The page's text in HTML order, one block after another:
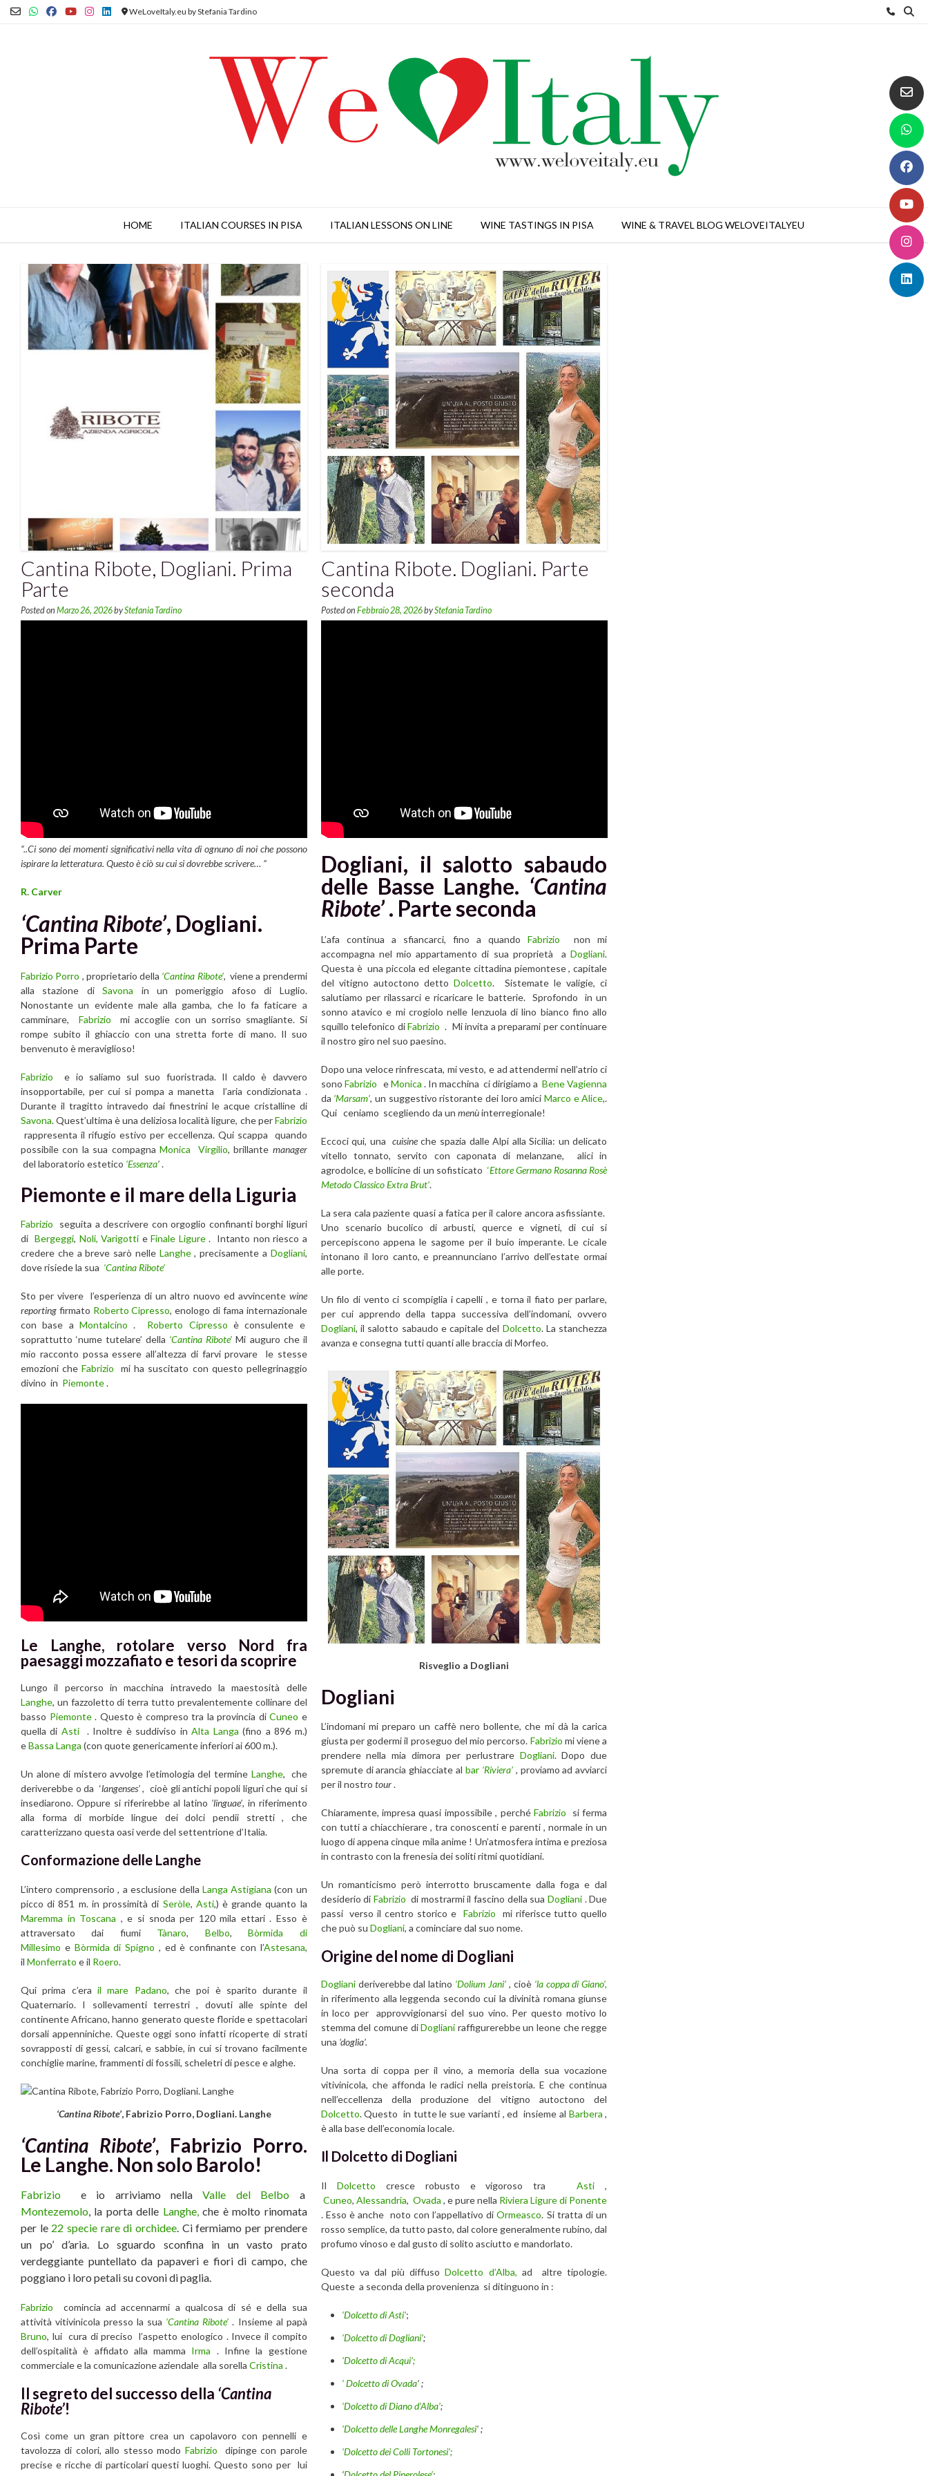
Skip
WeLoveItaly.eu by Stefania Tardino
HOME ITALIAN COURSES IN PISA ITALIAN LESSONS ON LINE WINE TASTINGS IN PISA WINE & TRAVEL BLOG WELOVEITALYEU
Cantina Ribote, Dogliani. Prima
Parte
Posted on Marzo 26, 2026byStefania Tardino
“..Ci sono dei momenti significativi nella vita di ognuno di noi che possono
ispirare la letteratura. Questo è ciò su cui si dovrebbe scrivere… ”
R. Carver
‘Cantina Ribote’, Dogliani.
Prima Parte
Fabrizio Porro , proprietario della ‘Cantina Ribote’, viene a prendermi
alla stazione diSavona in un pomeriggio afoso di Luglio.
Nonostante un evidente male alla gamba, che lo fa faticare a
camminare, Fabrizio
mi accoglie con un sorriso smagliante. Si
rompe subito il ghiaccio con una stretta forte di mano. Il suo
benvenuto è meraviglioso!
Fabrizio
e io saliamo sul suo fuoristrada. Il caldo è davvero
insopportabile, per cui si pompa a manetta l’aria condizionata .
Durante il tragitto intravedo dai finestrini le acque cristalline di
Savona. Quest’ultima è una deliziosa località ligure, che perFabrizio
rappresenta il rifugio estivo per eccellenza. Qui scappa quando
possibile con la sua compagnaMonica Virgilio, brillante manager
del laboratorio estetico ‘Essenza’.
Piemonte e il mare della Liguria
Fabrizio
seguita a descrivere con orgoglio confinanti borghi liguri
diBergeggi, Noli, Varigotti eFinale Ligure. Intanto non riesco a
credere che a breve sarò nelle Langhe, precisamente a Dogliani,
dove risiede la sua ‘Cantina Ribote’
Sto per vivere l’esperienza di un altro nuovo ed avvincente wine
reporting firmato Roberto Cipresso, enologo di fama internazionale
con base aMontalcino . Roberto Cipresso è consulente e
soprattutto ‘nume tutelare’ della ‘Cantina Ribote’Mi auguro che il
mio racconto possa essere all’altezza di farvi provare le stesse
emozioni cheFabrizio
mi ha suscitato con questo pellegrinaggio
divino in Piemonte.
Le Langhe, rotolare verso Nord fra
paesaggi mozzafiato e tesori da scoprire
Lungo il percorso in macchina intravedo la maestosità delle
Langhe, un fazzoletto di terra tutto prevalentemente collinare del
basso Piemonte. Questo è compreso tra la provincia diCuneo e
quella di Asti. Inoltre è suddiviso inAlta Langa (fino a 896 m.)
eBassa Langa (con quote genericamente inferiori ai 600 m.).
Un alone di mistero avvolge l’etimologia del termine Langhe, che
deriverebbe o da ‘langenses’, cioè gli antichi popoli liguri che qui si
insediarono. Oppure si riferirebbe al latino ‘linguae’, in riferimento
alla forma di morbide lingue dei dolci pendii stretti , che
caratterizzano questa oasi verde del settentrione d’Italia.
Conformazione delle Langhe
L’intero comprensorio , a esclusione dellaLanga Astigiana (con un
picco di 851 m. in prossimità di Seròle, Asti,) è grande quanto la
Maremma in Toscana , e si snoda per 120 mila ettari . Esso è
attraversato dai fiumi Tànaro, Belbo,Bòrmida di
Millesimo e Bòrmida di Spigno , ed è confinante con l’Astesana,
il Monferrato e il Roero.
Qui prima c’era il mare Padano, che poi è sparito durante il
Quaternario. I sollevamenti terrestri , dovuti alle spinte del
continente Africano, hanno generato queste floride e spettacolari
dorsali appenniniche. Queste oggi sono infatti ricoperte di strati
sovrapposti di gessi, calcari, e sabbie, in cui si trovano facilmente
conchiglie marine, frammenti di fossili, scheletri di pesce e alghe.
‘Cantina Ribote’, Fabrizio Porro, Dogliani. Langhe
‘Cantina Ribote’, Fabrizio Porro.
Le Langhe. Non solo Barolo!
Fabrizio e io arriviamo nellaValle del Belbo a
Montezemolo , la porta delle Langhe, che è molto rinomata
per le 22 specie rare di orchidee . Ci fermiamo per prendere
un po’ d’aria. Lo sguardo sconfina in un vasto prato
verdeggiante puntellato da papaveri e fiori di campo, che
poggiano i loro petali su covoni di paglia.
Fabrizio
comincia ad accennarmi a qualcosa di sé e della sua
attività vitivinicola presso la sua ‘Cantina Ribote’ . Insieme al papà
Bruno, lui cura di preciso l’aspetto enologico . Invece il compito
dell’ospitalità è affidato alla mamma Irma . Infine la gestione
commerciale e la comunicazione aziendale alla sorella Cristina .
Il segreto del successo della ‘Cantina
Ribote’!
Così come un gran pittore crea un capolavoro con pennelli e
tavolozza di colori, allo stesso modo Fabrizio
dipinge con parole
precise e ricche di particolari questi luoghi. Questo sono per lui
Cantina Ribote. Dogliani. Parte
seconda
Posted on Febbraio 28, 2026byStefania Tardino
Dogliani, il salotto sabaudo
delle Basse Langhe. ‘Cantina
Ribote’. Parte seconda
L’afa continua a sfiancarci, fino a quandoFabrizio
non mi
accompagna nel mio appartamento di sua proprietà aDogliani.
Questa è una piccola ed elegante cittadina piemontese , capitale
del vitigno autoctono dettoDolcetto. Sistemate le valigie, ci
salutiamo per rilassarci e ricaricare le batterie. Sprofondo in un
sonno atavico e mi crogiolo nelle lenzuola di lino bianco fino allo
squillo telefonico diFabrizio . Mi invita a preparami per continuare
il nostro giro nel suo paesino.
Dopo una veloce rinfrescata, mi vesto, e ad attendermi nell’atrio ci
sono Fabrizio eMonica . In macchina ci dirigiamo aBene Vagienna
da ‘Marsam’, un suggestivo ristorante dei loro amici Marco e Alice,.
Qui ceniamo scegliendo da un menùinterregionale!
Eccoci qui, una cuisineche spazia dalle Alpi alla Sicilia: un delicato
vitello tonnato, servito con caponata di melanzane, alici in
agrodolce, e bollicine di un sofisticato ‘Ettore Germano Rosanna Rosè
Metodo Classico Extra Brut’.
La sera cala paziente quasi a fatica per il calore ancora asfissiante.
Uno scenario bucolico di arbusti, querce e vigneti, di cui si
percepiscono appena le sagome per il buio imperante. Le cicale
intonano il loro canto, e preannunciano l’arrivo dell’estate ormai
alle porte.
Un filo di vento ci scompiglia i capelli , e torna il fiato per parlare,
per cui apprendo della tappa successiva dell’indomani, ovvero
Dogliani, il salotto sabaudo e capitale del Dolcetto. La stanchezza
avanza e consegna tutti quanti alle braccia di Morfeo.
Risveglio a Dogliani
Dogliani
L’indomani mi preparo un caffè nero bollente, che mi dà la carica
giusta per godermi il proseguo del mio percorso. Fabrizio mi viene a
prendere nella mia dimora per perlustrare Dogliani. Dopo due
spremute di arancia ghiacciate al bar ‘Riviera’, proviamo ad avviarci
per il nostro tour.
Chiaramente, impresa quasi impossibile , perchéFabrizio
si ferma
con tutti a chiacchierare , tra conoscenti e parenti , normale in un
luogo di appena cinque mila anime ! Un’atmosfera intima e preziosa
in contrasto con la frenesia dei soliti ritmi quotidiani.
Un romanticismo però interrotto bruscamente dalla foga e dal
desiderio di Fabrizio di mostrarmi il fascino della suaDogliani . Due
passi verso il centro storico e Fabrizio
mi riferisce tutto quello
che può su Dogliani, a cominciare dal suo nome.
Origine del nome di Dogliani
Doglianideriverebbe dal latino ‘Dolium Jani’ , cioè ‘la coppa di Giano’,
in riferimento alla leggenda secondo cui la divinità romana giunse
in loco per approvvigionarsi del suo vino. Per questo motivo lo
stemma del comune diDogliani raffigurerebbe un leone che regge
una ‘doglia’.
Una sorta di coppa per il vino, a memoria della sua vocazione
vitivinicola, che affonda le radici nella preistoria. E che continua
nell’eccellenza della produzione del vitigno autoctono del
Dolcetto. Questo in tutte le sue varianti , ed insieme al Barbera ,
è alla base dell’economia locale.
Il Dolcetto di Dogliani
Il Dolcetto cresce robusto e vigoroso traAsti ,
Cuneo, Alessandria, Ovada , e pure nella Riviera Ligure di Ponente
. Esso è anche noto con l’appellativo diOrmeasco. Si tratta di un
rosso semplice, da tutto pasto, dal colore generalmente rubino, dal
profumo vinoso e dal gusto di solito asciutto e mandorlato.
Questo va dal più diffusoDolcetto d’Alba, ad altre tipologie.
Queste a seconda della provenienza si ditinguono in :
‘Dolcetto di Asti’;
‘Dolcetto di Dogliani’;
‘Dolcetto di Acqui’;
‘ Dolcetto di Ovada‘ ;
‘Dolcetto di Diano d’Alba’;
‘Dolcettodelle Langhe Monregalesi‘ ;
‘Dolcettodei Colli Tortonesi’;